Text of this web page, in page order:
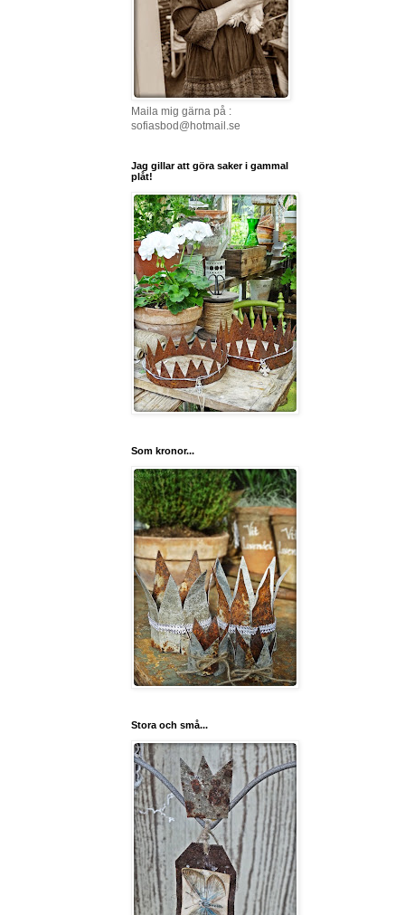
Maila mig gärna på :
sofiasbod@hotmail.se
Jag gillar att göra saker i gammal
plåt!
Som kronor...
Stora och små...